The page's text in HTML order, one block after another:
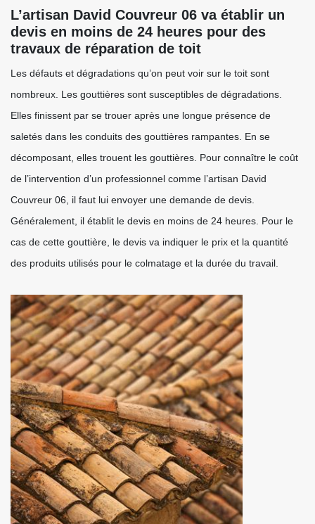
L’artisan David Couvreur 06 va établir un
devis en moins de 24 heures pour des
travaux de réparation de toit
Les défauts et dégradations qu’on peut voir sur le toit sont
nombreux. Les gouttières sont susceptibles de dégradations.
Elles finissent par se trouer après une longue présence de
saletés dans les conduits des gouttières rampantes. En se
décomposant, elles trouent les gouttières. Pour connaître le coût
de l’intervention d’un professionnel comme l’artisan David
Couvreur 06, il faut lui envoyer une demande de devis.
Généralement, il établit le devis en moins de 24 heures. Pour le
cas de cette gouttière, le devis va indiquer le prix et la quantité
des produits utilisés pour le colmatage et la durée du travail.